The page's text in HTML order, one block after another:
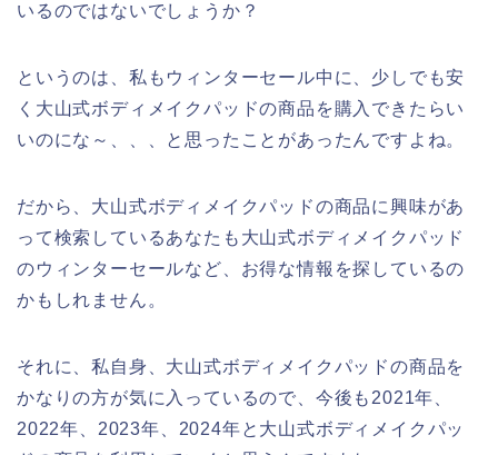
いるのではないでしょうか？
というのは、私もウィンターセール中に、少しでも安
く大山式ボディメイクパッドの商品を購入できたらい
いのにな～、、、と思ったことがあったんですよね。
だから、大山式ボディメイクパッドの商品に興味があ
って検索しているあなたも大山式ボディメイクパッド
のウィンターセールなど、お得な情報を探しているの
かもしれません。
それに、私自身、大山式ボディメイクパッドの商品を
かなりの方が気に入っているので、今後も2021年、
2022年、2023年、2024年と大山式ボディメイクパッ